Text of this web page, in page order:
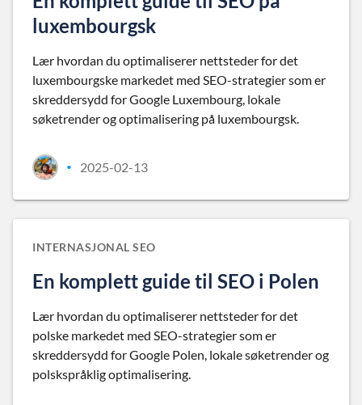
luxembourgsk
Lær hvordan du optimaliserer nettsteder for det
luxembourgske markedet med SEO-strategier som er
skreddersydd for Google Luxembourg, lokale
søketrender og optimalisering på luxembourgsk.
• 2025-02-13
INTERNASJONAL SEO
En komplett guide til SEO i Polen
Lær hvordan du optimaliserer nettsteder for det
polske markedet med SEO-strategier som er
skreddersydd for Google Polen, lokale søketrender og
polskspråklig optimalisering.